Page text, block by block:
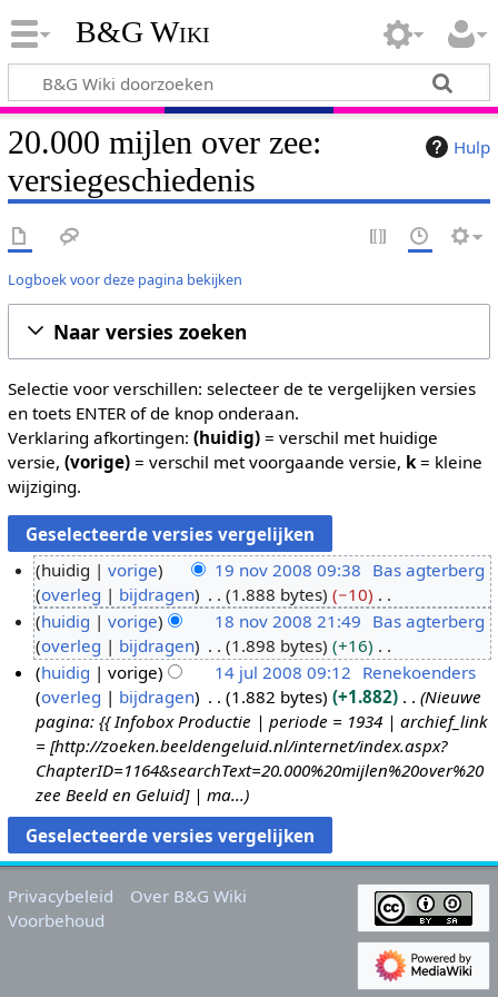
B&G Wiki
Hulp
20.000 mijlen over zee:
versiegeschiedenis
Logboek voor deze pagina bekijken
Naar versies zoeken
Selectie voor verschillen: selecteer de te vergelijken versies
en toets ENTER of de knop onderaan.
Verklaring afkortingen: (huidig)= verschil met huidige
versie, (vorige)= verschil met voorgaande versie, k= kleine
wijziging.
9
o
huidig vorige 19 nov 2008 09:38 Bas agterberg
overleg
bijdragen 1.888 bytes
−10
G
e
e
n
b
e
w
e
r
k
i
8
8
huidig vorige 18 nov 2008 21:49 Bas agterberg
overleg
bijdragen 1.898 bytes
+16
G
e
e
n
b
e
w
e
r
k
i
0
8
huidig vorige 14 jul 2008 09:12 Renekoenders
overleg
bijdragen 1.882 bytes +1.882
Nieuwe
pagina: {{ Infobox Productie | periode = 1934 | archief_link
= [http://zoeken.beeldengeluid.nl/internet/index.aspx?
ChapterID=1164&searchText=20.000%20mijlen%20over%20
zee Beeld en Geluid] | ma...
Privacybeleid
Over B&G Wiki
Voorbehoud